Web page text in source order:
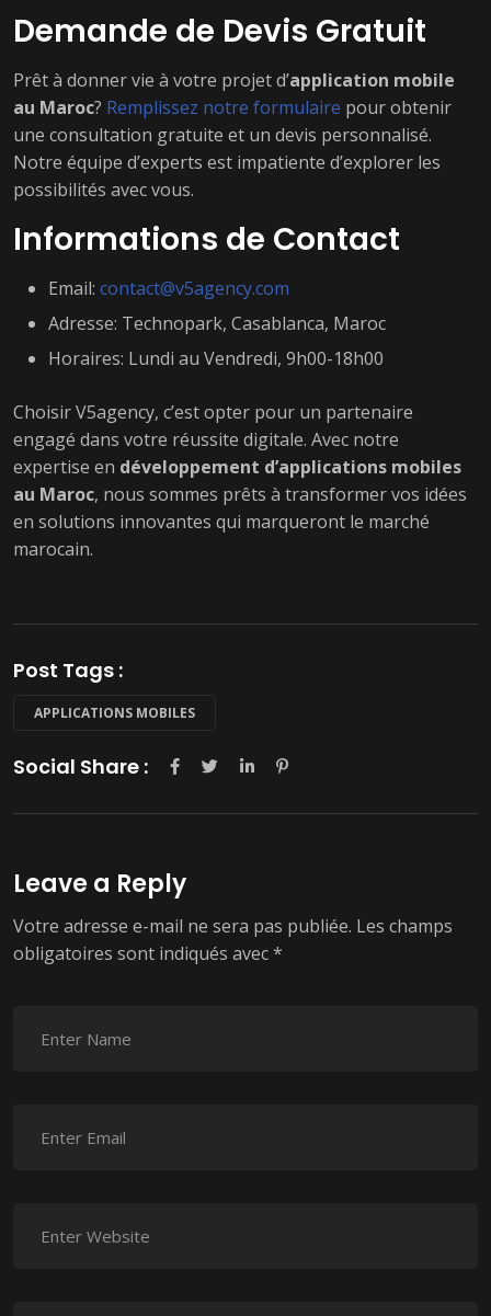
Demande de Devis Gratuit
Prêt à donner vie à votre projet d’application mobile
au Maroc? Remplissez notre formulaire pour obtenir
une consultation gratuite et un devis personnalisé.
Notre équipe d’experts est impatiente d’explorer les
possibilités avec vous.
Informations de Contact
Email: contact@v5agency.com
Adresse: Technopark, Casablanca, Maroc
Horaires: Lundi au Vendredi, 9h00-18h00
Choisir V5agency, c’est opter pour un partenaire
engagé dans votre réussite digitale. Avec notre
expertise en développement d’applications mobiles
au Maroc, nous sommes prêts à transformer vos idées
en solutions innovantes qui marqueront le marché
marocain.
Post Tags :
APPLICATIONS MOBILES
Social Share :
Leave a Reply
Votre adresse e-mail ne sera pas publiée. Les champs
obligatoires sont indiqués avec*